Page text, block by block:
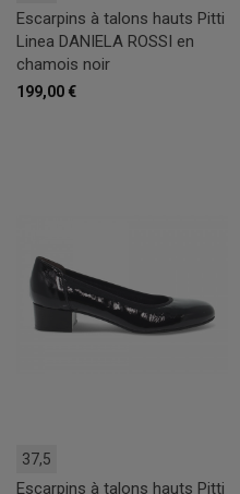
Escarpins à talons hauts Pitti
Linea DANIELA ROSSI en
chamois noir
199,00 €
37,5
Escarpins à talons hauts Pitti